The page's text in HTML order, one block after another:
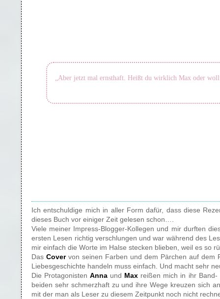
„Aber jetzt mal ernsthaft. Heißt du wirklich Max oder
Ich entschuldige mich in aller Form dafür, dass diese
dieses Buch vor einiger Zeit gelesen schon….
Viele meiner Impress-Blogger-Kollegen und mir durften
ersten Lesen richtig verschlungen und war während des
mir einfach die Worte im Halse stecken blieben, weil es so
Das Covervon seinen Farben und dem Pärchen auf dem
Liebesgeschichte handeln muss einfach. Und macht sehr
Die ProtagonistenAnna und Max reißen mich in ihr Band-
beiden sehr schmerzhaft zu und ihre Wege kreuzen sich
mit der man als Leser zu diesem Zeitpunkt noch nicht